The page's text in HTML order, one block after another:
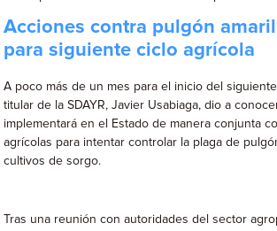
Acciones contra pulgón
para siguiente ciclo agrícola
A poco más de un mes para el inicio del
titular de la SDAYR, Javier Usabiaga, dio a
implementará en el Estado de manera conjunta
agrícolas para intentar controlar la plaga de
cultivos de sorgo.
Tras una reunión con autoridades del sector